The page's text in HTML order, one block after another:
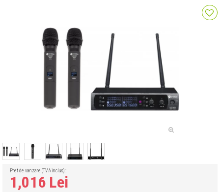
Pret de vanzare (TVA inclus):
1,016 Lei